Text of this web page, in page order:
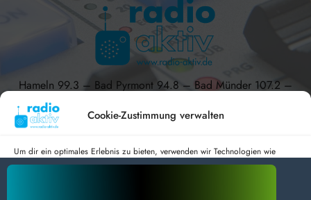
Cookie-Zustimmung verwalten
Um dir ein optimales Erlebnis zu bieten, verwenden wir Technologien wie
Cookies, um Geräteinformationen zu speichern und/oder darauf zuzugreifen.
Hameln 99.3 – Bad Pyrmont 94.8 – Bad Münder 107.2 –
DAB+ 9C
radio aktiv e.V.